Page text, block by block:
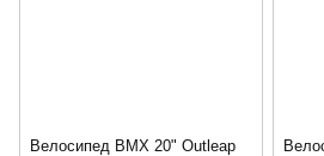
Велосипед BMX 20" Outleap